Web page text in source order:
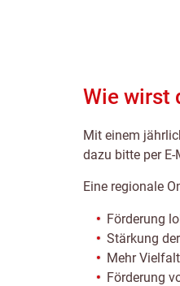
Wie wirst
Mit einem
dazu bitte per
Eine regionale
Förderung
Stärkung
Mehr
Förderung